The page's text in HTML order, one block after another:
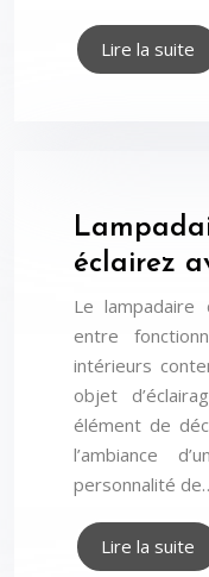
Lire la suite
éclairez
Le lampadaire
entre
intérieurs
objet
élément de
l’ambiance
personnalité
Lire la suite